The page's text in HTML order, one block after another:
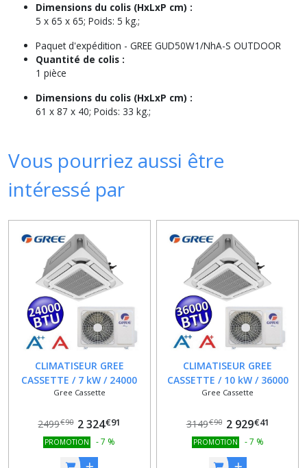
Dimensions du colis (HxLxP cm) :
5 x 65 x 65; Poids: 5 kg.;
Paquet d'expédition - GREE GUD50W1/NhA-S OUTDOOR
Quantité de colis :
1 pièce
Dimensions du colis (HxLxP cm) :
61 x 87 x 40; Poids: 33 kg.;
Vous pourriez aussi être
intéressé par
CLIMATISEUR GREE
CASSETTE / 7 kW / 24000
BTU / 8 VOIES / PANNEAU ET
Gree Cassette
2499€90 2 324€91
PROMOTION -7 %
CLIMATISEUR GREE
CASSETTE / 10 kW / 36000
BTU / 8 VOIES / PANNEAU ET
Gree Cassette
3149€90 2 929€41
PROMOTION - 7 %